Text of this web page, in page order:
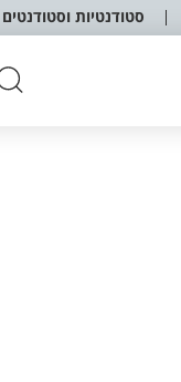
סטודנטיות וסטודנטים